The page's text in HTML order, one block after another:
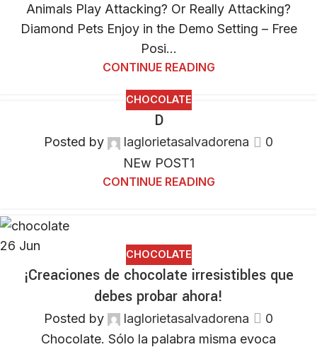
Animals Play Attacking? Or Really Attacking?
Diamond Pets Enjoy in the Demo Setting – Free
Posi...
CONTINUE READING
CHOCOLATE
D
Posted by laglorietasalvadorena
0
NEw POST1
CONTINUE READING
26 Jun
CHOCOLATE
¡Creaciones de chocolate irresistibles que
debes probar ahora!
Posted by laglorietasalvadorena
0
Chocolate. Sólo la palabra misma evoca